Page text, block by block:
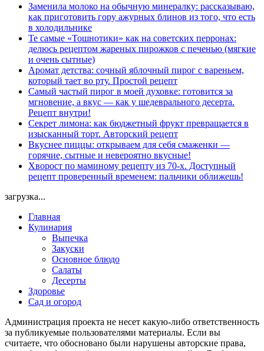
Заменила молоко на обычную минералку: рассказываю,
как приготовить гору ажурных блинов из того, что есть
в холодильнике
Те самые «Тошнотики» как на советских перронах:
делюсь рецептом жареных пирожков с печенью (мягкие
и очень сытные)
Аромат детства: сочный яблочный пирог с вареньем,
который тает во рту. Простой рецепт
Самый частый пирог в моей духовке: готовится за
мгновение, а вкус — как у шедеврального десерта.
Рецепт внутри!
Секрет лимона: как бюджетный фрукт превращается в
изысканный торт. Авторский рецепт
Вкуснее пиццы: открываем для себя смаженки —
горячие, сытные и невероятно вкусные!
Хворост по маминому рецепту из 70-х. Доступный
рецепт проверенный временем: пальчики оближешь!
загрузка...
Главная
Кулинария
Выпечка
Закуски
Основное блюдо
Салаты
Десерты
Здоровье
Сад и огород
Администрация проекта не несет какую-либо ответственность
за публикуемые пользователями материалы. Если вы
считаете, что обосновано были нарушены авторские права,